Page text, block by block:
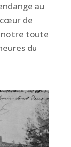
au
cœur de
notre toute
du